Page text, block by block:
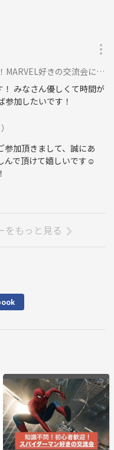
好きの交流会に参加
みなさん優しくて時間が
加したいです！
参加頂きまして、誠にあ
んで頂けて嬉しいです☺️
をもっと見る